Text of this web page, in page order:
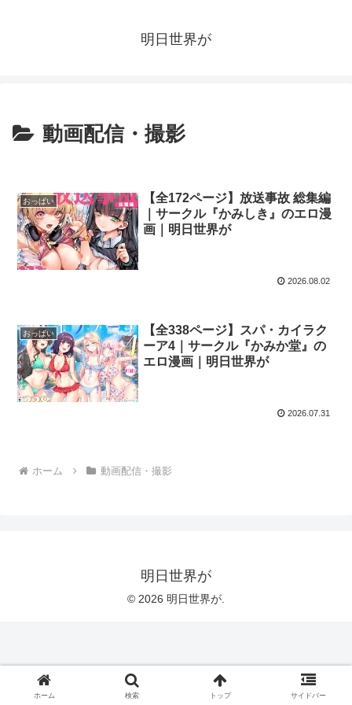
明日世界が
動画配信・撮影
おっぱい
【全172ページ】放送事故 総集編
｜サークル『かみしき』のエロ漫
画｜明日世界が
2026.08.02
おっぱい
【全338ページ】スパ・カイラク
ーア4｜サークル『かみか堂』の
エロ漫画｜明日世界が
2026.07.31
ホーム 動画配信・撮影
明日世界が
© 2026 明日世界が.
ホーム 検索 トップ サイドバー